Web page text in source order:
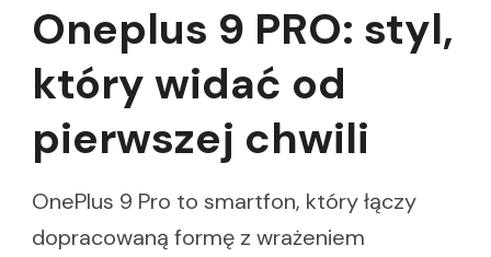
Oneplus 9 PRO: styl,
który widać od
pierwszej chwili
OnePlus 9 Pro to smartfon, który łączy
dopracowaną formę z wrażeniem